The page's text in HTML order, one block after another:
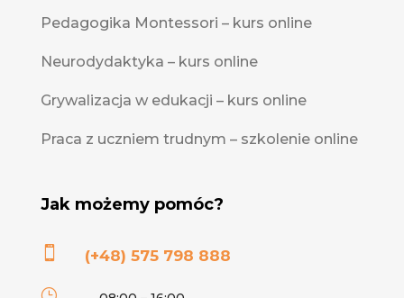
Pedagogika Montessori – kurs online
Neurodydaktyka – kurs online
Grywalizacja w edukacji – kurs online
Praca z uczniem trudnym – szkolenie online
Jak możemy pomóc?
 (+48) 575 798 888
}